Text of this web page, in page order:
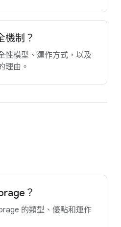
機制？
性模型、運作方式，以及
理由。
？
的類型、優點和運作